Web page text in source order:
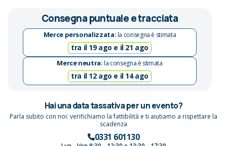
Consegna puntuale e tracciata
Merce personalizzata:la consegna è stimata
tra il 19 ago e il 21 ago
Merce neutra:la consegna è stimata
tra il 12 ago e il 14 ago
Hai una data tassativa per un evento?
Parla subito con noi: verifichiamo la fattibilità e ti aiutiamo a rispettare la
scadenza
0331 601130